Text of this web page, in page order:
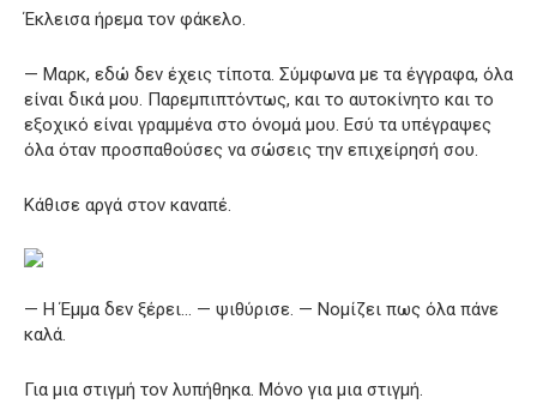
Έκλεισα ήρεμα τον φάκελο.
— Μαρκ, εδώ δεν έχεις τίποτα. Σύμφωνα με τα έγγραφα, όλα
είναι δικά μου. Παρεμπιπτόντως, και το αυτοκίνητο και το
εξοχικό είναι γραμμένα στο όνομά μου. Εσύ τα υπέγραψες
όλα όταν προσπαθούσες να σώσεις την επιχείρησή σου.
Κάθισε αργά στον καναπέ.
— Η Έμμα δεν ξέρει… — ψιθύρισε. — Νομίζει πως όλα πάνε
καλά.
Για μια στιγμή τον λυπήθηκα. Μόνο για μια στιγμή.